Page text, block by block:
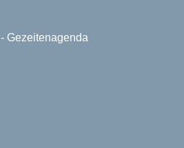
Gezeitenagenda